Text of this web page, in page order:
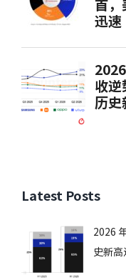
Latest Posts
2026
史新